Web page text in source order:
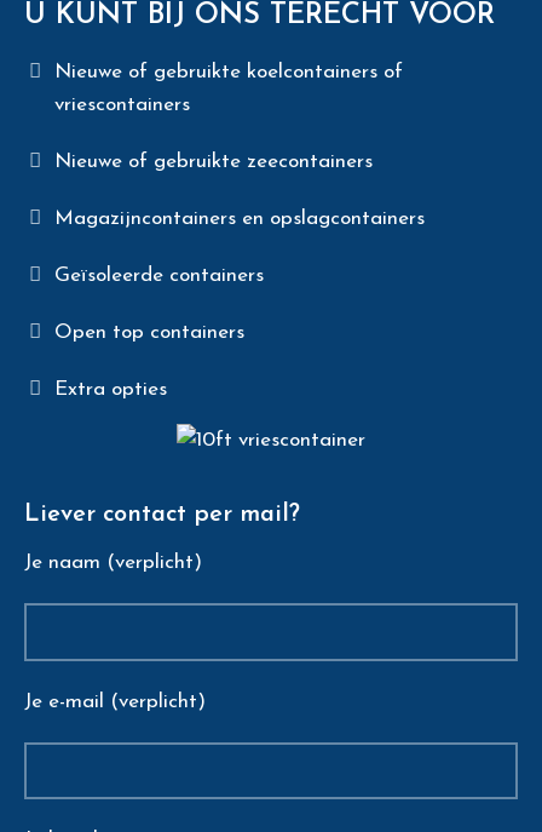
U KUNT BIJ ONS TERECHT VOOR
Nieuwe of gebruikte koelcontainers of
vriescontainers
Nieuwe of gebruikte zeecontainers
Magazijncontainers en opslagcontainers
Geïsoleerde containers
Open top containers
Extra opties
Liever contact per mail?
Je naam (verplicht)
Je e-mail (verplicht)